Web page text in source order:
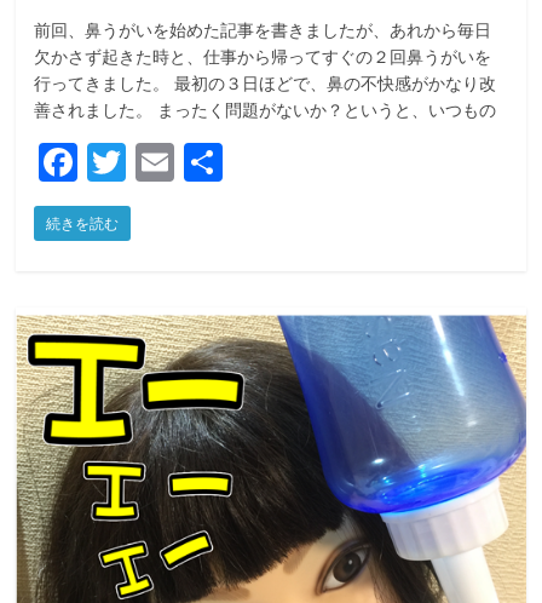
前回、鼻うがいを始めた記事を書きましたが、あれから毎日
欠かさず起きた時と、仕事から帰ってすぐの２回鼻うがいを
行ってきました。 最初の３日ほどで、鼻の不快感がかなり改
善されました。 まったく問題がないか？というと、いつもの
F
a
c
b
o
o
k
T
w
itt
E
続きを読む